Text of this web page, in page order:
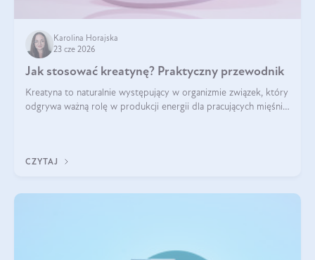
Karolina Horajska
23 cze 2026
Jak stosować kreatynę? Praktyczny przewodnik
Kreatyna to naturalnie występujący w organizmie związek, który
odgrywa ważną rolę w produkcji energii dla pracujących mięśni.
CZYTAJ